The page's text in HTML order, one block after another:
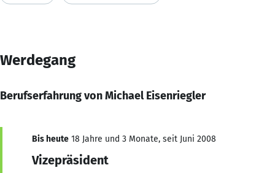
Werdegang
Berufserfahrung von Michael Eisenriegler
Bis heute 18 Jahre und 3 Monate, seit Juni 2008
Vizepräsident